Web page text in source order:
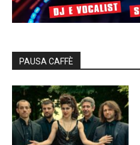
PAUSA CAFFÈ